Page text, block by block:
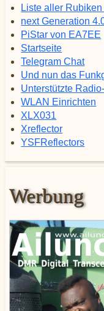
Liste aller
next Generation
PiStar von EA7EE
Startseite
Telegram Chat
Und nun das
Unterstützte
WLAN Einrichten
XLX031
Xreflector
YSFReflectors
Werbung